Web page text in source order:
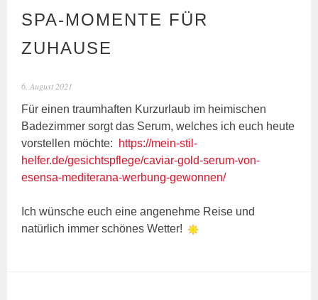
SPA-MOMENTE FÜR
ZUHAUSE
6. August 2021
Für einen traumhaften Kurzurlaub im heimischen
Badezimmer sorgt das Serum, welches ich euch heute
vorstellen möchte: https://mein-stil-
helfer.de/gesichtspflege/caviar-gold-serum-von-
esensa-mediterana-werbung-gewonnen/
Ich wünsche euch eine angenehme Reise und
natürlich immer schönes Wetter!